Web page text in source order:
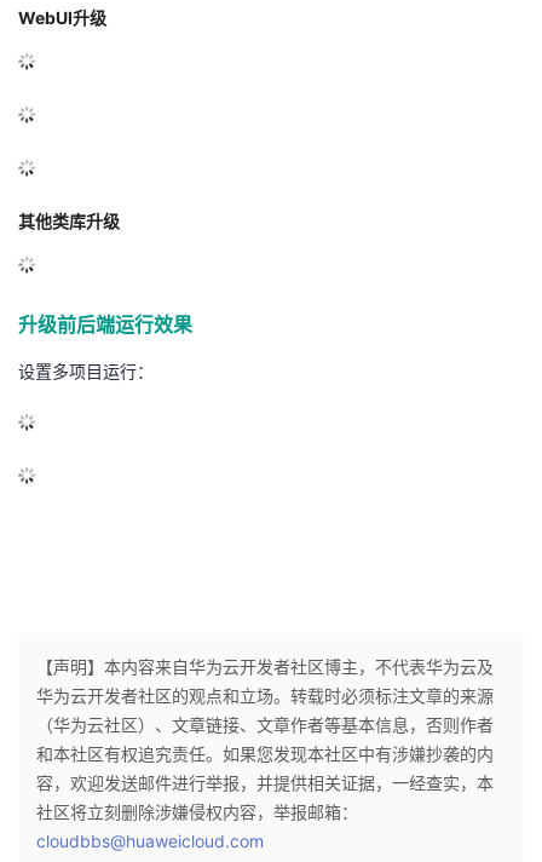
WebUI升级
其他类库升级
升级前后端运行效果
设置多项目运行：
【声明】本内容来自华为云开发者社区博主，不代表华为云及
华为云开发者社区的观点和立场。转载时必须标注文章的来源
（华为云社区）、文章链接、文章作者等基本信息，否则作者
和本社区有权追究责任。如果您发现本社区中有涉嫌抄袭的内
容，欢迎发送邮件进行举报，并提供相关证据，一经查实，本
社区将立刻删除涉嫌侵权内容，举报邮箱：
cloudbbs@huaweicloud.com